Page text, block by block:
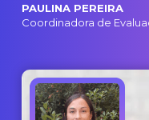
PAULINA PEREIRA
Coordinadora de